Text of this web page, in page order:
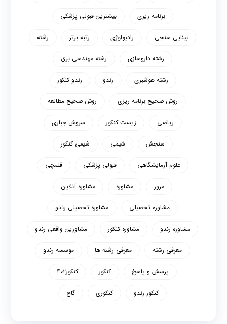
برنامه ریزی بیشترین قبولی پزشکی
بینایی سنجی رادیولوژی رتبه برتر رشته
رشته داروسازی رشته مهندسی برق
رشته هوشبری رندو رندو کنکور
روش صحیح برنامه ریزی روش صحیح مطالعه
ریاضی زیست کنکور سروش جباری
سنجش شیمی شیمی کنکور
علوم آزمایشگاهی قبولی پزشکی قلمچی
مرور مشاوره مشاوره آنلاین
مشاوره تحصیلی مشاوره تحصیلی رندو
مشاوره رندو مشاوره کنکور مشاورین واقعی رندو
معرفی رشته معرفی رشته ها موسسه رندو
پرسش و پاسخ کنکور کنکور۴۰۲
کنکور رندو کنکوری گاج